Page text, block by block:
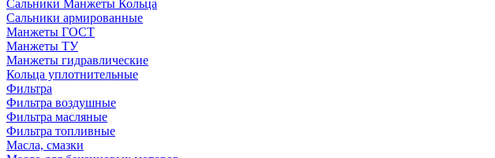
Сальники Манжеты Кольца
Сальники армированные
Манжеты ГОСТ
Манжеты ТУ
Манжеты гидравлические
Кольца уплотнительные
Фильтра
Фильтра воздушные
Фильтра масляные
Фильтра топливные
Масла, смазки